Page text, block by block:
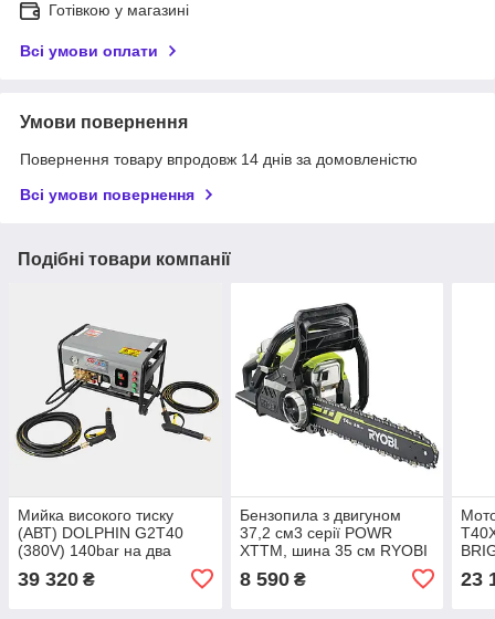
Готівкою у магазині
Всі умови оплати
Умови повернення
Повернення товару впродовж 14 днів за домовленістю
Всі умови повернення
Подібні товари компанії
Мийка високого тиску
(АВТ) DOLPHIN G2T40
(380V) 140bar на два
39 320 ₴
Бензопила з двигуном
37,2 см3 серії POWR
XTTM, шина 35 см RYOBI
8 590₴ 23